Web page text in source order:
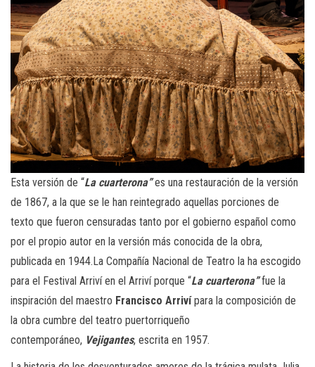
Esta versión de “La cuarterona”es una restauración de la versión
de 1867, a la que se le han reintegrado aquellas porciones de
texto que fueron censuradas tanto por el gobierno español como
por el propio autor en la versión más conocida de la obra,
publicada en 1944.La Compañía Nacional de Teatro la ha escogido
para el Festival Arriví en el Arriví porque “La cuarterona”fue la
inspiración del maestro Francisco Arrivípara la composición de
la obra cumbre del teatro puertorriqueño
contemporáneo, Vejigantes, escrita en 1957.